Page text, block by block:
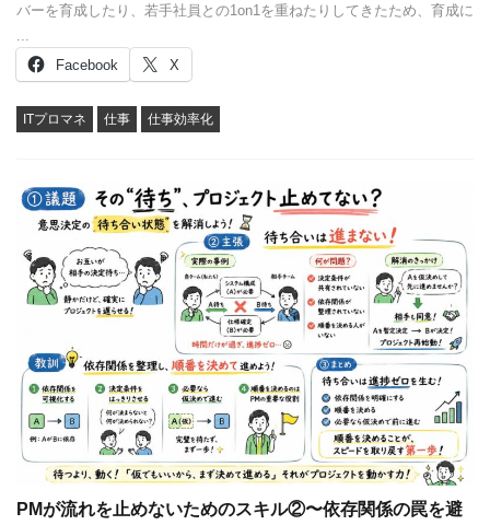
バーを育成したり、若手社員との1on1を重ねたりしてきたため、育成に
Facebook
X
ITプロマネ 仕事 仕事効率化
PMが流れを止めないためのスキル②〜依存関係の罠を避